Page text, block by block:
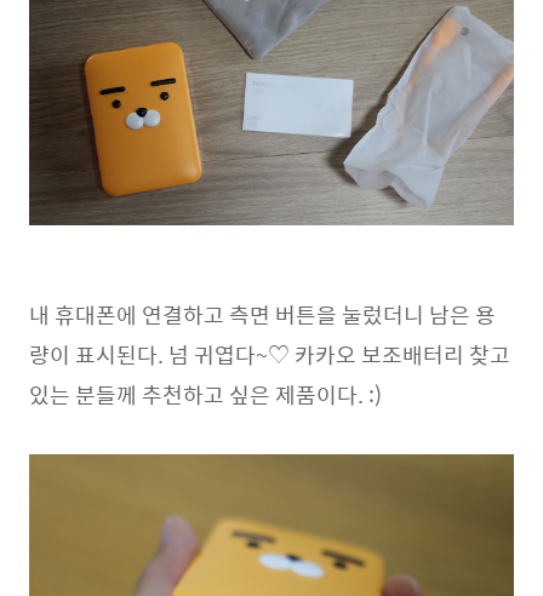
내 휴대폰에 연결하고 측면 버튼을 눌렀더니 남은 용
량이 표시된다. 넘 귀엽다~♡ 카카오 보조배터리 찾고
있는 분들께 추천하고 싶은 제품이다. :)